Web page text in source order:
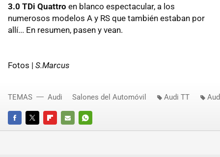
3.0 TDi Quattro en blanco espectacular, a los
numerosos modelos A y RS que también estaban por
allí... En resumen, pasen y vean.
Fotos | S.Marcus
FACEBOOKTWITTERFLIPBOARD
E-
WHATSAPP
TEMAS Audi Salones del Automóvil Audi TT